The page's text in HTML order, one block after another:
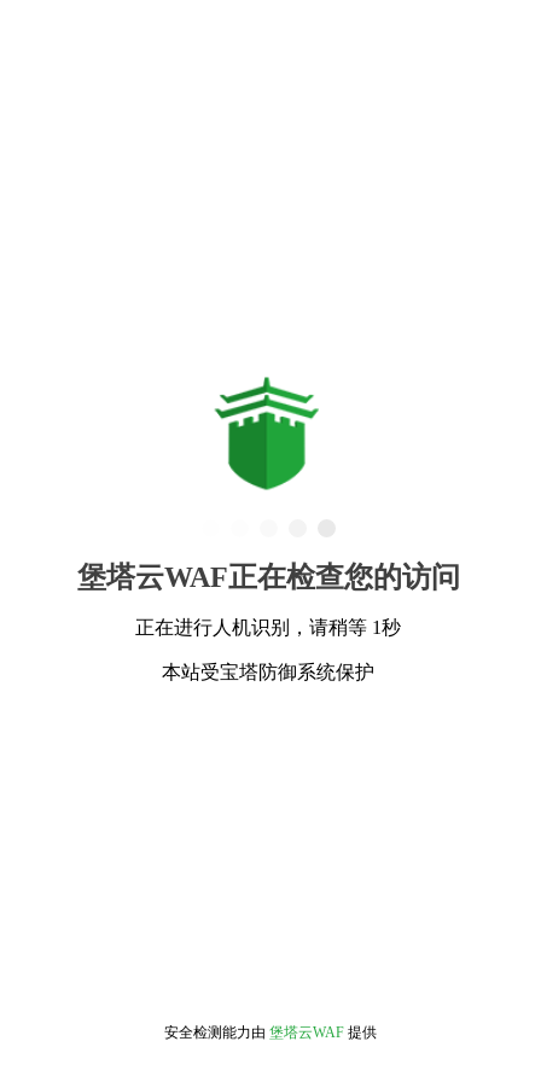
堡塔云WAF正在检查您的访问
正在进行人机识别，请稍等 1秒
本站受宝塔防御系统保护
安全检测能力由 堡塔云WAF 提供